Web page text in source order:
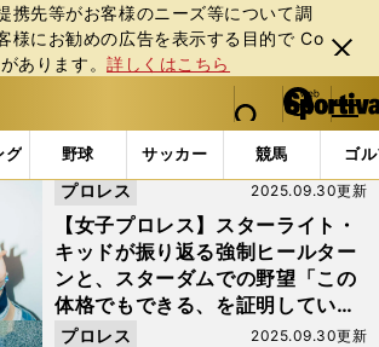
携先等がお客様のニーズ等について調
様にお勧めの広告を表⽰する⽬的で Co
あります。詳しくはこちら
閉じ
る
web Sportiva (webスポルティーバ)
検索
マイペ
ー
ジ
メニュ
グ 野球 サッカー 競馬 ゴ
の最新ニュース・ 情報
【女子プロレス】スターライト・
キッドが振り返る強制ヒールター
ンと、スターダムでの野望「この
体格でもできる、を証明していき
たい」
2025.09.30更新
プロレス
2025.09.30更新
プロレス